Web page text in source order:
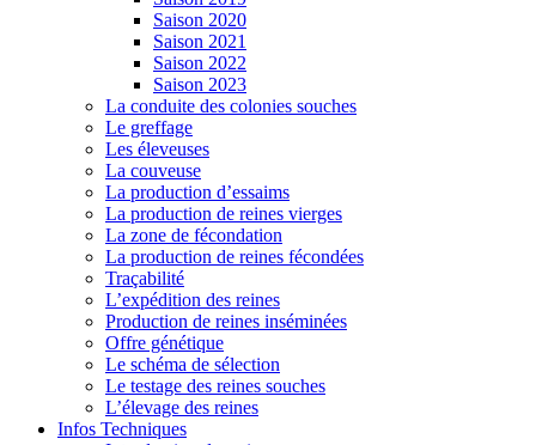
Saison 2020
Saison 2021
Saison 2022
Saison 2023
La conduite des colonies souches
Le greffage
Les éleveuses
La couveuse
La production d’essaims
La production de reines vierges
La zone de fécondation
La production de reines fécondées
Traçabilité
L’expédition des reines
Production de reines inséminées
Offre génétique
Le schéma de sélection
Le testage des reines souches
L’élevage des reines
Infos Techniques